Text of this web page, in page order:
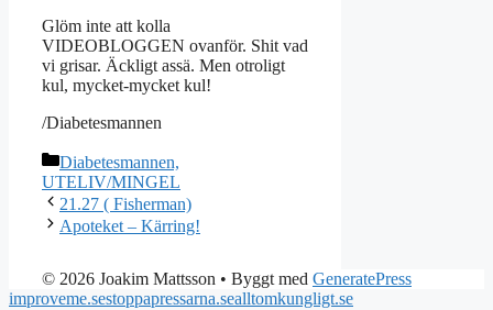
Glöm inte att kolla
VIDEOBLOGGEN ovanför. Shit vad
vi grisar. Äckligt assä. Men otroligt
kul, mycket-mycket kul!
/Diabetesmannen
Kategorier
Diabetesmannen,
UTELIV/MINGEL
21.27 ( Fisherman)
Apoteket – Kärring!
© 2026 Joakim Mattsson • Byggt med GeneratePress
improveme.sestoppapressarna.sealltomkungligt.se